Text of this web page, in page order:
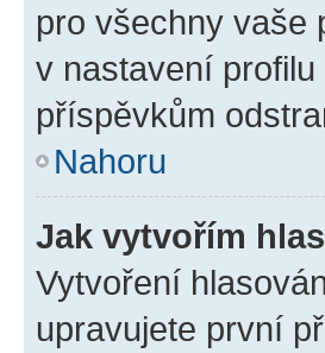
pro všechny vaše
v nastavení
příspěvkům
Nahoru
Jak vytvořím
Vytvoření
upravujete první